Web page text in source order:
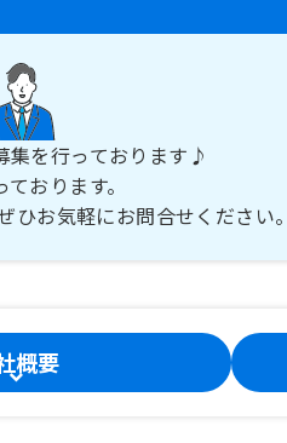
集を行っております♪
おります。
ひお気軽にお問合せください
概要